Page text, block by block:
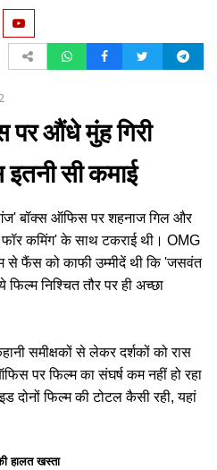
औंधे मुंह गिरी
सी कमाई
बॉक्स ऑफिस पर शहनाज गिल और
कमिंग' के साथ टकराई थी। OMG
से फैंस को काफी उम्मीदें थी कि 'जसवंत
निश्चित तौर पर ही अच्छा
समीक्षकों से लेकर दर्शकों को रास
पर फिल्म का संघर्ष कम नहीं हो रहा
दोनों फिल्म की टोटल कैसी रही, यहां
हालत खस्ता